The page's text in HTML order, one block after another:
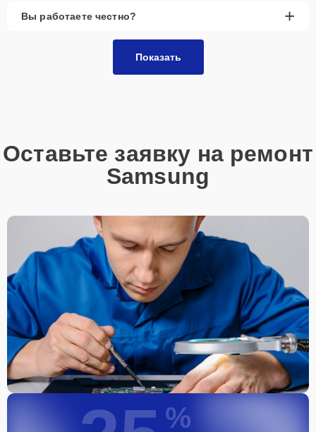
Вы работаете честно? +
Показать
Оставьте заявку на ремонт
Samsung
%